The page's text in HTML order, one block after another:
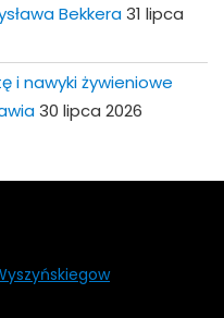
Bekkera31 lipca
i nawyki żywieniowe
30 lipca 2026